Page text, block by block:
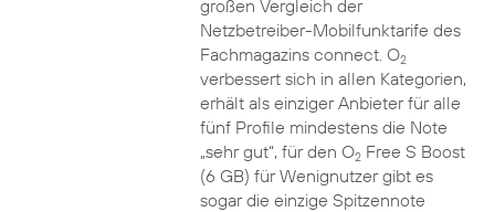
großen Vergleich der
Netzbetreiber-Mobilfunktarife des
Fachmagazins connect. O2
verbessert sich in allen Kategorien,
erhält als einziger Anbieter für alle
fünf Profile mindestens die Note
„sehr gut“, für den O2Free S Boost
(6 GB) für Wenignutzer gibt es
sogar die einzige Spitzennote